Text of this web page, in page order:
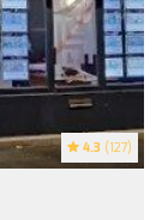
4.3 (127)